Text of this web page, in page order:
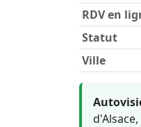
RDV en
Statut
Ville